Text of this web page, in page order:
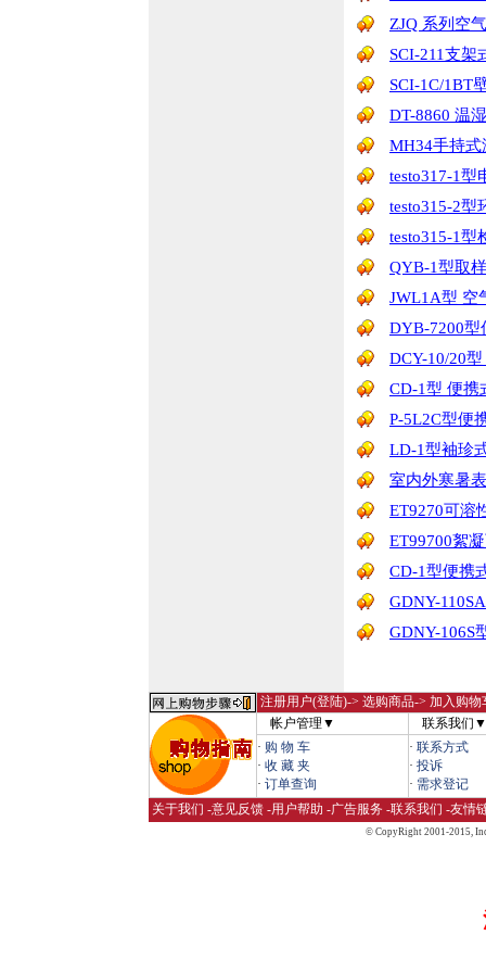
ZJQ 系列空
SCI-211支架
SCI-1C/1BT
DT-8860 温
MH34手持式
testo317-1型
testo315-2型
testo315-1型
QYB-1型取
JWL1A型 空
DYB-7200型
DCY-10/20
CD-1型 便携
P-5L2C型便
LD-1型袖珍
室内外寒暑表
ET9270可溶
ET99700絮
CD-1型便携
GDNY-
GDNY-106S
注册用户(登陆)-> 选购商品-> 加入购
帐户管理▼
联系我们▼
· 购 物 车
· 收 藏 夹
· 订单查询
· 联系方式
· 投诉
· 需求登记
关于我们 -意见反馈 -用户帮助 -广告服务 -联系我们 -友情
© CopyRight 2001-2015,